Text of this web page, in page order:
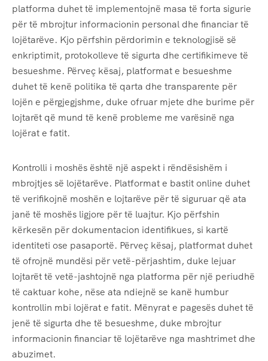
platforma duhet të implementojnë masa të forta sigurie
për të mbrojtur informacionin personal dhe financiar të
lojëtarëve. Kjo përfshin përdorimin e teknologjisë së
enkriptimit, protokolleve të sigurta dhe certifikimeve të
besueshme. Përveç kësaj, platformat e besueshme
duhet të kenë politika të qarta dhe transparente për
lojën e përgjegjshme, duke ofruar mjete dhe burime për
lojtarët që mund të kenë probleme me varësinë nga
lojërat e fatit.
Kontrolli i moshës është një aspekt i rëndësishëm i
mbrojtjes së lojëtarëve. Platformat e bastit online duhet
të verifikojnë moshën e lojtarëve për të siguruar që ata
janë të moshës ligjore për të luajtur. Kjo përfshin
kërkesën për dokumentacion identifikues, si kartë
identiteti ose pasaportë. Përveç kësaj, platformat duhet
të ofrojnë mundësi për vetë-përjashtim, duke lejuar
lojtarët të vetë-jashtojnë nga platforma për një periudhë
të caktuar kohe, nëse ata ndiejnë se kanë humbur
kontrollin mbi lojërat e fatit. Mënyrat e pagesës duhet të
jenë të sigurta dhe të besueshme, duke mbrojtur
informacionin financiar të lojëtarëve nga mashtrimet dhe
abuzimet.